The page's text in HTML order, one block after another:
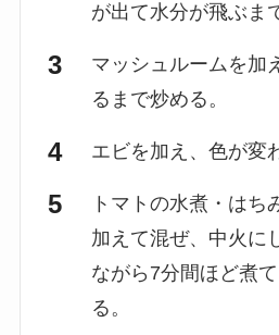
が出て水分が飛ぶま
マッシュルームを加
るまで炒める。
エビを加え、色が変
トマトの水煮・はち
加えて混ぜ、中火に
ながら7分間ほど煮
る。